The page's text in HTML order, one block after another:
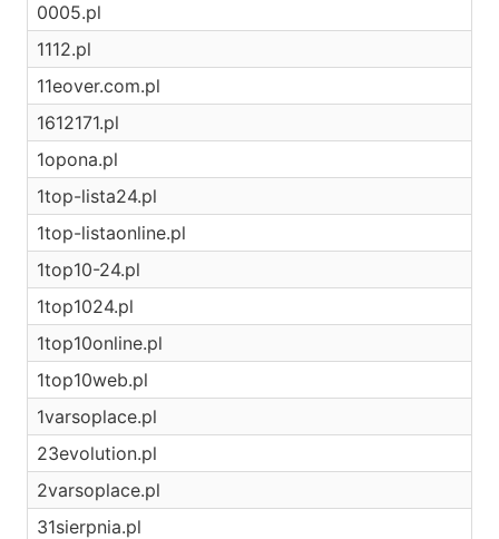
0005.pl
1112.pl
11eover.com.pl
1612171.pl
1opona.pl
1top-lista24.pl
1top-listaonline.pl
1top10-24.pl
1top1024.pl
1top10online.pl
1top10web.pl
1varsoplace.pl
23evolution.pl
2varsoplace.pl
31sierpnia.pl